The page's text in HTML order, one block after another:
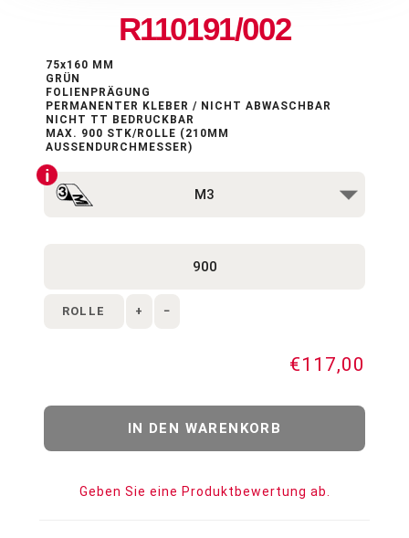
R110191/002
75x160 MM
GRÜN
FOLIENPRÄGUNG
PERMANENTER KLEBER / NICHT ABWASCHBAR
NICHT TT BEDRUCKBAR
MAX. 900 STK/ROLLE (210MM
AUSSENDURCHMESSER)
ROLLE + −
€117,00
Geben Sie eine Produktbewertung ab.